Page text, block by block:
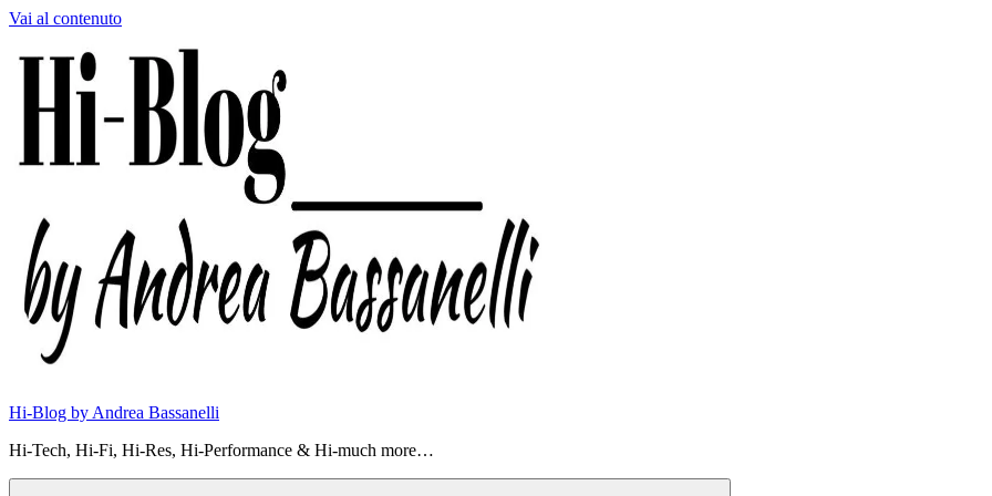
Vai al contenuto
Hi-Blog by Andrea Bassanelli
Hi-Tech, Hi-Fi, Hi-Res, Hi-Performance & Hi-much more…